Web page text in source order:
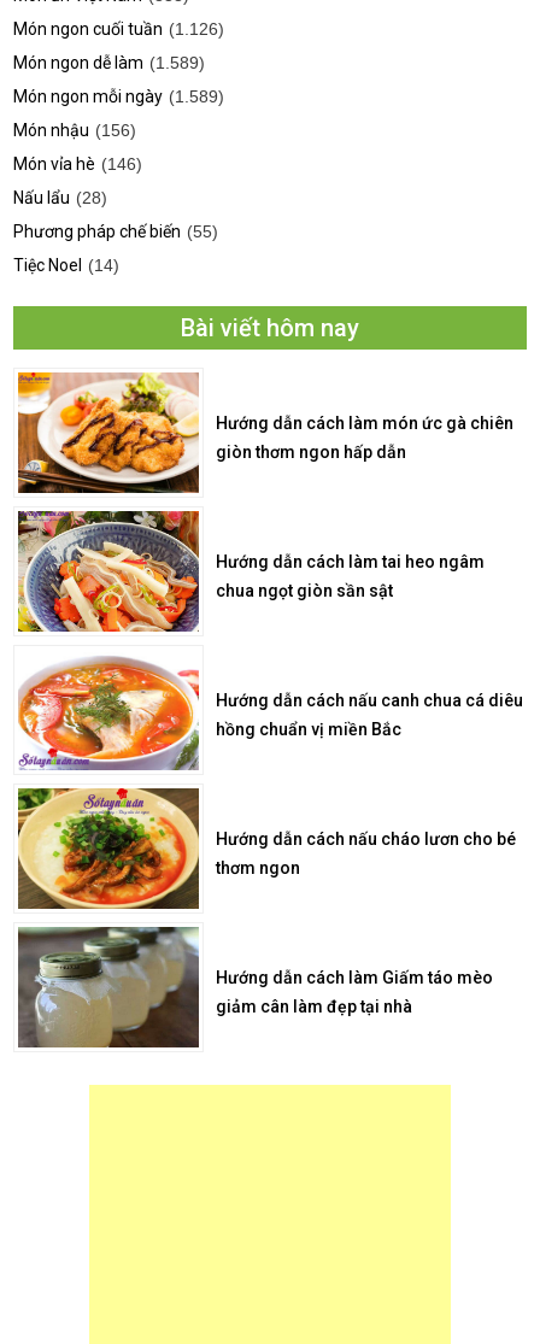
Món ngon cuối tuần (1.126)
Món ngon dễ làm (1.589)
Món ngon mỗi ngày (1.589)
Món nhậu (156)
Món vỉa hè (146)
Nấu lẩu (28)
Phương pháp chế biến (55)
Tiệc Noel
(14)
Bài viết hôm nay
Hướng dẫn cách làm món ức gà chiên
giòn thơm ngon hấp dẫn
Hướng dẫn cách làm tai heo ngâm
chua ngọt giòn sần sật
Hướng dẫn cách nấu canh chua cá diêu
hồng chuẩn vị miền Bắc
Hướng dẫn cách nấu cháo lươn cho bé
thơm ngon
Hướng dẫn cách làm Giấm táo mèo
giảm cân làm đẹp tại nhà